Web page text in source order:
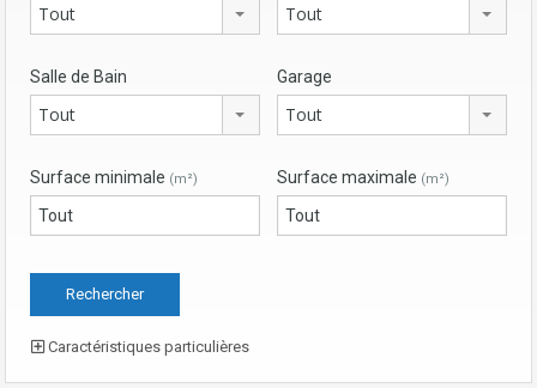
Tout Tout
Salle de Bain
Tout
Garage
Tout
Surface minimale (m²) Surface maximale (m²)
Caractéristiques particulières